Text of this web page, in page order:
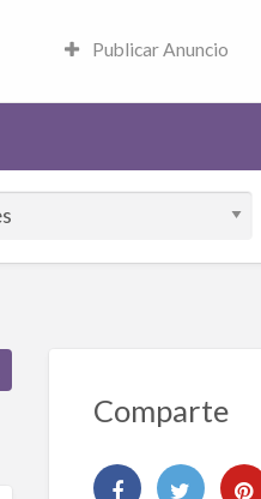
Publicar Anuncio
Comparte